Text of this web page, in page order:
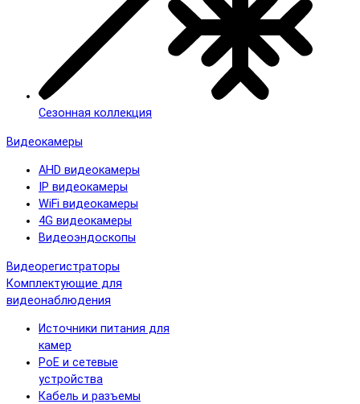
Сезонная коллекция
Видеокамеры
AHD видеокамеры
IP видеокамеры
WiFi видеокамеры
4G видеокамеры
Видеоэндоскопы
Видеорегистраторы
Комплектующие для
видеонаблюдения
Источники питания для
камер
PoE и сетевые
устройства
Кабель и разъемы